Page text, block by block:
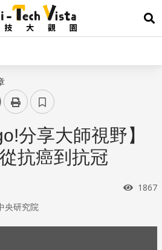
展
分享大師視野】
抗癌到抗冠
瀏覽
1867
央研究院